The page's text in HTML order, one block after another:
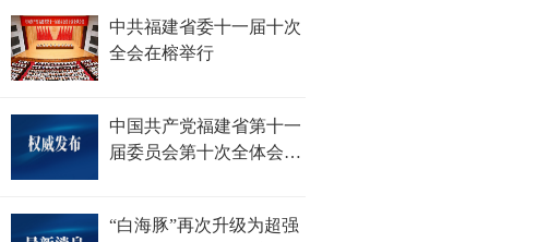
中共福建省委十一届十次
全会在榕举行
中国共产党福建省第十一
届委员会第十次全体会议
议
“白海豚”再次升级为超强